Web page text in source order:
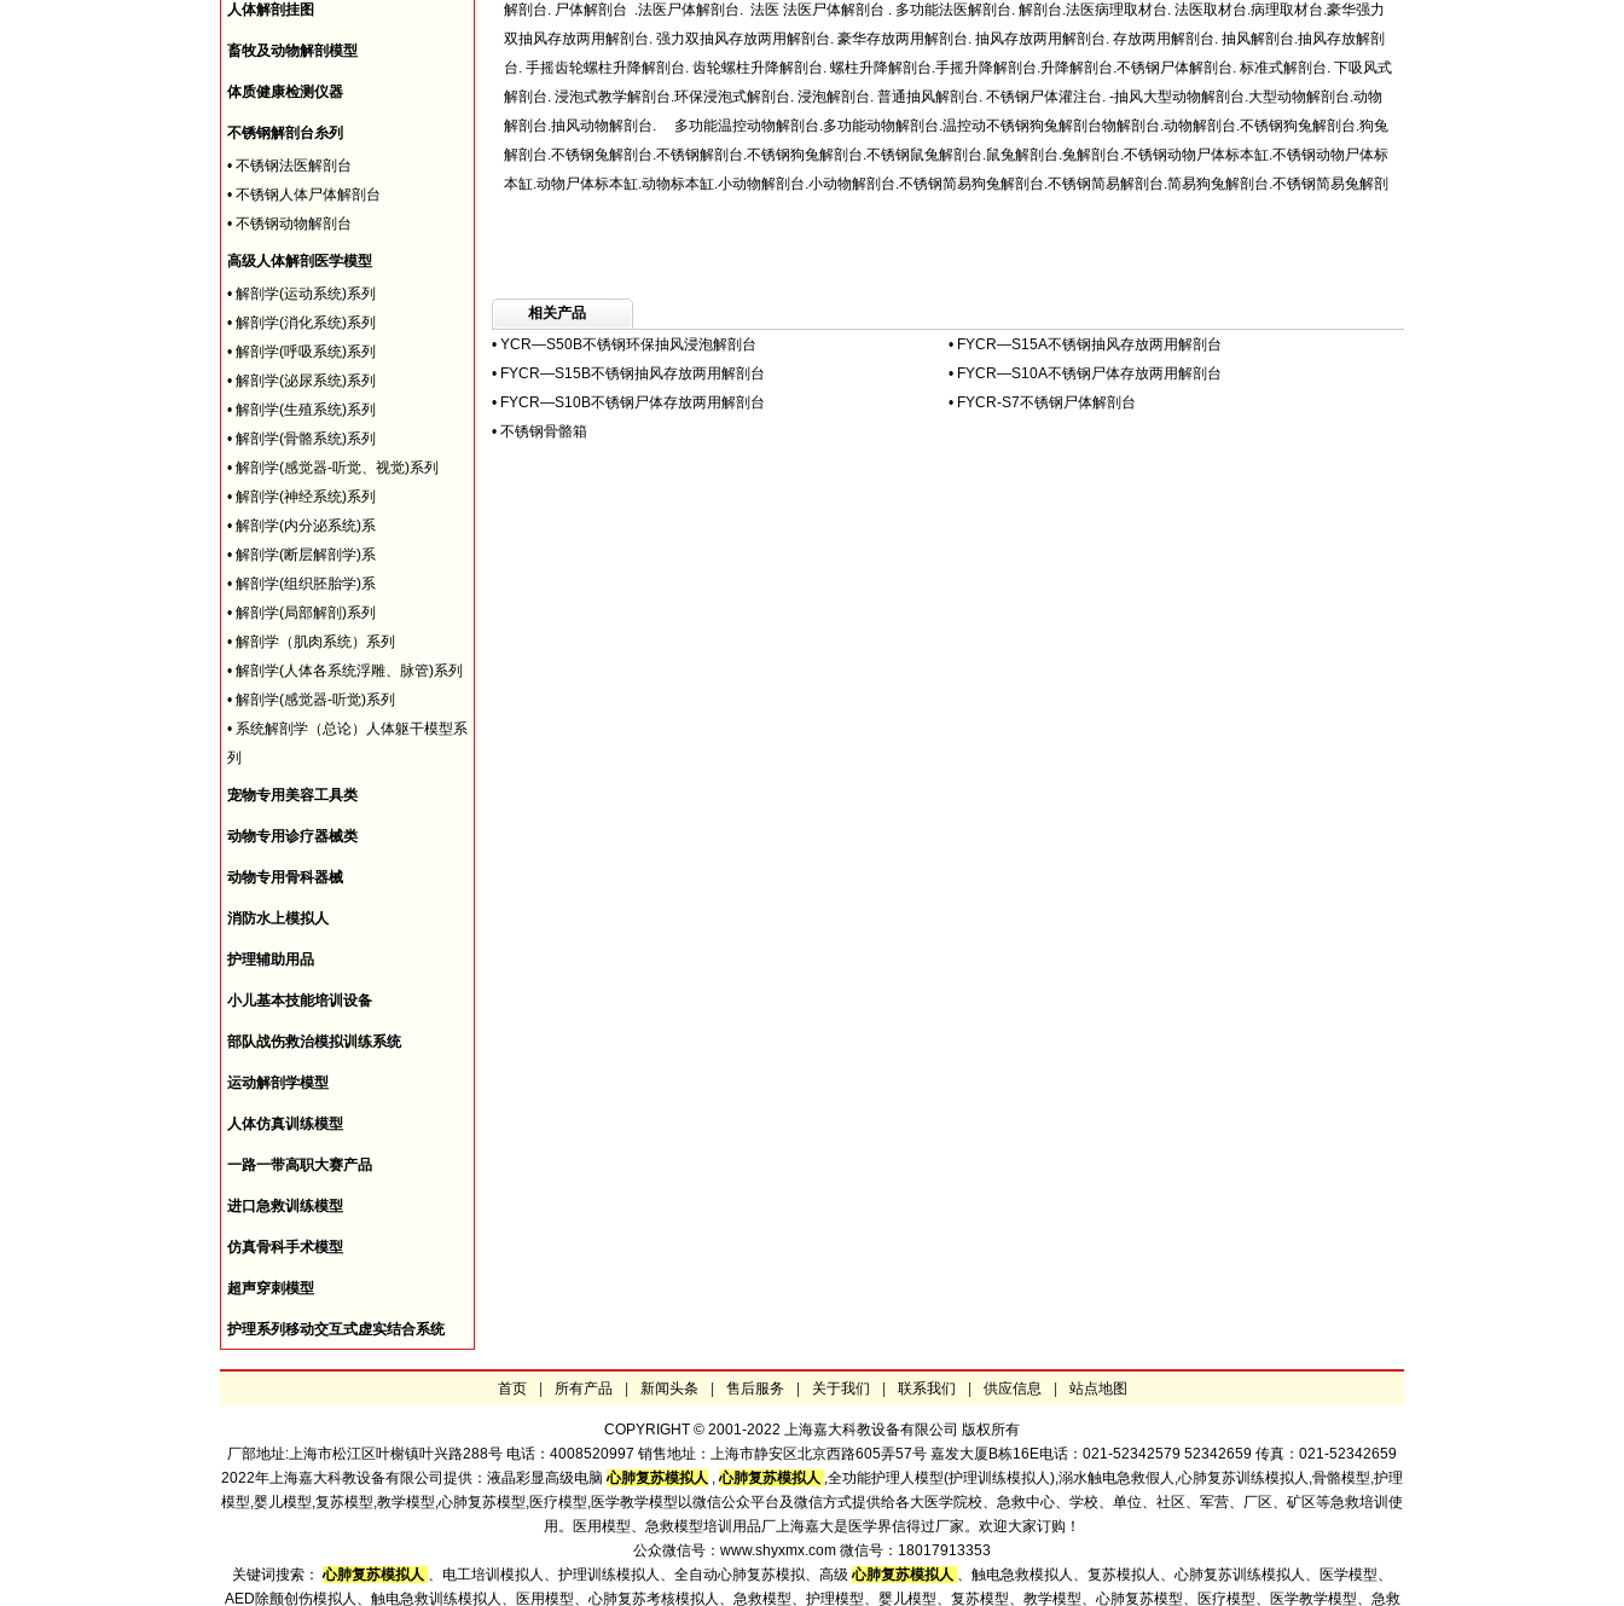
解剖台. 尸体解剖台 .法医尸体解剖台. 法医 法医尸体解剖台 . 多功能法医解剖台. 解剖台.法医病理取材台. 法医取材台.病理取材台.豪华强力
双抽风存放两用解剖台. 强力双抽风存放两用解剖台. 豪华存放两用解剖台. 抽风存放两用解剖台. 存放两用解剖台. 抽风解剖台.抽风存放解剖
台. 手摇齿轮螺柱升降解剖台. 齿轮螺柱升降解剖台. 螺柱升降解剖台.手摇升降解剖台.升降解剖台.不锈钢尸体解剖台. 标准式解剖台. 下吸风式
解剖台. 浸泡式教学解剖台.环保浸泡式解剖台. 浸泡解剖台. 普通抽风解剖台. 不锈钢尸体灌注台. -抽风大型动物解剖台.大型动物解剖台.动物
解剖台.抽风动物解剖台. 多功能温控动物解剖台.多功能动物解剖台.温控动不锈钢狗兔解剖台物解剖台.动物解剖台.不锈钢狗兔解剖台.狗兔
解剖台.不锈钢兔解剖台.不锈钢解剖台.不锈钢狗兔解剖台.不锈钢鼠兔解剖台.鼠兔解剖台.兔解剖台.不锈钢动物尸体标本缸.不锈钢动物尸体标
本缸.动物尸体标本缸.动物标本缸.小动物解剖台.小动物解剖台.不锈钢简易狗兔解剖台.不锈钢简易解剖台.简易狗兔解剖台.不锈钢简易兔解剖
相关产品
• YCR—S50B不锈钢环保抽风浸泡解剖台 • FYCR—S15A不锈钢抽风存放两用解剖台
• FYCR—S15B不锈钢抽风存放两用解剖台 • FYCR—S10A不锈钢尸体存放两用解剖台
• FYCR—S10B不锈钢尸体存放两用解剖台 • FYCR-S7不锈钢尸体解剖台
• 不锈钢骨骼箱
人体解剖挂图
畜牧及动物解剖模型
体质健康检测仪器
不锈钢解剖台糸列
• 不锈钢法医解剖台
• 不锈钢人体尸体解剖台
• 不锈钢动物解剖台
高级人体解剖医学模型
• 解剖学(运动系统)系列
• 解剖学(消化系统)系列
• 解剖学(呼吸系统)系列
• 解剖学(泌尿系统)系列
• 解剖学(生殖系统)系列
• 解剖学(骨骼系统)系列
• 解剖学(感觉器-听觉、视觉)系列
• 解剖学(神经系统)系列
• 解剖学(内分泌系统)系
• 解剖学(断层解剖学)系
• 解剖学(组织胚胎学)系
• 解剖学(局部解剖)系列
• 解剖学（肌肉系统）系列
• 解剖学(人体各系统浮雕、脉管)系列
• 解剖学(感觉器-听觉)系列
• 系统解剖学（总论）人体躯干模型系
列
宠物专用美容工具类
动物专用诊疗器械类
动物专用骨科器械
消防水上模拟人
护理辅助用品
小儿基本技能培训设备
部队战伤救治模拟训练系统
运动解剖学模型
人体仿真训练模型
一路一带高职大赛产品
进口急救训练模型
仿真骨科手术模型
超声穿刺模型
护理系列移动交互式虚实结合系统
首页 所有产品 新闻头条 售后服务 关于我们 联系我们 供应信息 站点地图
COPYRIGHT © 2001-2022 上海嘉大科教设备有限公司 版权所有
厂部地址:上海市松江区叶榭镇叶兴路288号 电话：4008520997 销售地址：上海市静安区北京西路605弄57号 嘉发大厦B栋16E电话：021-52342579 52342659 传真：021-52342659
2022年上海嘉大科教设备有限公司提供：液晶彩显高级电脑心肺复苏模拟人 ,心肺复苏模拟人 ,全功能护理人模型(护理训练模拟人),溺水触电急救假人,心肺复苏训练模拟人,骨骼模型,护理
模型,婴儿模型,复苏模型,教学模型,心肺复苏模型,医疗模型,医学教学模型以微信公众平台及微信方式提供给各大医学院校、急救中心、学校、单位、社区、军营、厂区、矿区等急救培训使
用。医用模型、急救模型培训用品厂上海嘉大是医学界信得过厂家。欢迎大家订购！
公众微信号：www.shyxmx.com 微信号：18017913353
关键词搜索：心肺复苏模拟人 、电工培训模拟人、护理训练模拟人、全自动心肺复苏模拟、高级心肺复苏模拟人 、触电急救模拟人、复苏模拟人、心肺复苏训练模拟人、医学模型、
AED除颤创伤模拟人、触电急救训练模拟人、医用模型、心肺复苏考核模拟人、急救模型、护理模型、婴儿模型、复苏模型、教学模型、心肺复苏模型、医疗模型、医学教学模型、急救